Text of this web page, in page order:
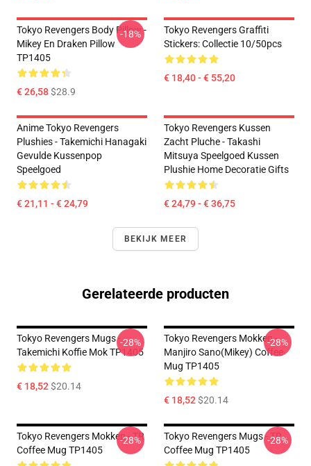
Tokyo Revengers Body Pillow -
Mikey En Draken Pillow
TP1405
€ 26,58$28.9
-18%
Tokyo Revengers Graffiti
Stickers: Collectie 10/50pcs
€ 18,40 - € 55,20
Anime Tokyo Revengers
Plushies - Takemichi Hanagaki
Gevulde Kussenpop
Speelgoed
€ 21,11 - € 24,79
Tokyo Revengers Kussen
Zacht Pluche - Takashi
Mitsuya Speelgoed Kussen
Plushie Home Decoratie Gifts
€ 24,79 - € 36,75
BEKIJK MEER
Gerelateerde producten
Tokyo Revengers Mugs -
Takemichi Koffie Mok TP1405
€ 18,52$20.14
-28%
Tokyo Revengers Mokken -
Manjiro Sano(Mikey) Coffee
Mug TP1405
€ 18,52$20.14
-28%
Tokyo Revengers Mokken - TR
Coffee Mug TP1405
-28%
Tokyo Revengers Mugs - TR
Coffee Mug TP1405
-28%